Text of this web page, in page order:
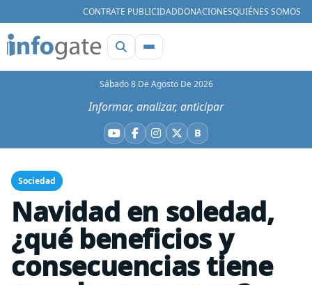
CONTRATE PUBLICIDADDONACIONESQUIÉNES SOMOS
Sábado 8 De Agosto De 2026
Informar, analizar, anticipar
YouTube
Facebook
Instagram
X BBluesky
Sociedad
Navidad en soledad,
¿qué beneficios y
consecuencias tiene